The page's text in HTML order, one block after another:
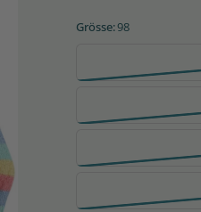
Grösse:98